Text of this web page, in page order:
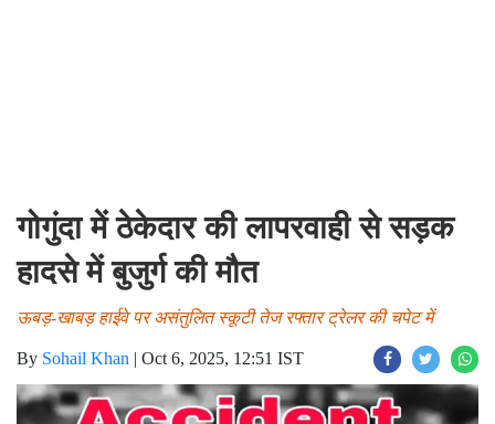
गोगुंदा में ठेकेदार की लापरवाही से सड़क
हादसे में बुजुर्ग की मौत
ऊबड़-खाबड़ हाईवे पर असंतुलित स्कूटी तेज रफ्तार ट्रेलर की चपेट में
By Sohail Khan | Oct 6, 2025, 12:51 IST